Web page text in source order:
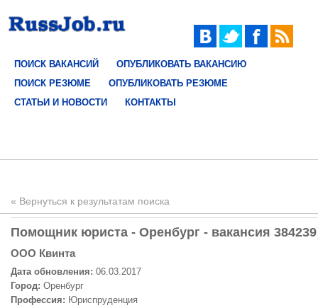
ПОИСК ВАКАНСИЙ
ОПУБЛИКОВАТЬ ВАКАНСИЮ
ПОИСК РЕЗЮМЕ
ОПУБЛИКОВАТЬ РЕЗЮМЕ
СТАТЬИ И НОВОСТИ
КОНТАКТЫ
« Вернуться к результатам поиска
Помощник юриста - Оренбург - вакансия 384239
OOO Квинта
Дата обновления: 06.03.2017
Город: Оренбург
Профессия: Юриспруденция